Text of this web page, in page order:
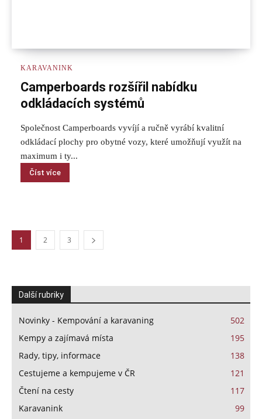
KARAVANINK
Camperboards rozšířil nabídku
odkládacích systémů
Společnost Camperboards vyvíjí a ručně vyrábí kvalitní
odkládací plochy pro obytné vozy, které umožňují využít na
maximum i ty...
Číst více
1 2 3
Další rubriky
Novinky - Kempování a karavaning
502
Kempy a zajímavá místa
195
Rady, tipy, informace
138
Cestujeme a kempujeme v ČR
121
Čtení na cesty
117
Karavanink
99